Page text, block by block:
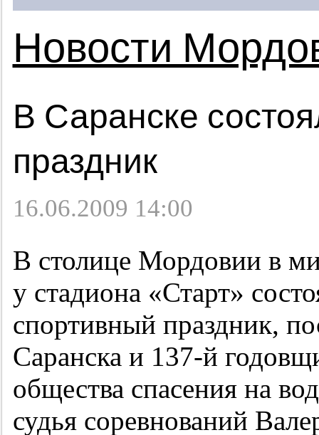
Новости
В Саранске
праздник
16.06.2009 14:00
В столице Мордовии в
у стадиона «Старт»
спортивный праздник,
Саранска и 137-й
общества спасения на
судья соревнований